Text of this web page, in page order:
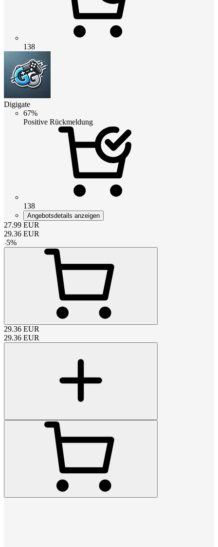
138
Digigate
67%
Positive Rückmeldung
138
Angebotsdetails anzeigen
27.99 EUR
29.36 EUR
-5%
29.36 EUR
29.36 EUR